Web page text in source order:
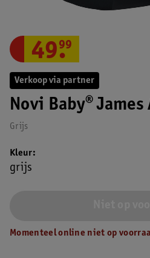
Verkoop via partner
Novi Baby®
Grijs
49.
99
Kleur
grijs
Momenteel online niet op